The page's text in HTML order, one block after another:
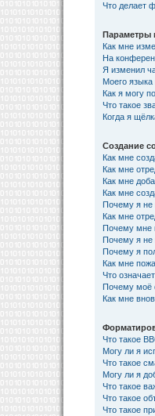
Что делает
Параметры
Как мне
На
Я изменил
Моего языка
Как я могу
Что такое
Когда я
Создание
Как мне
Как мне
Как мне
Как мне
Почему я не
Как мне
Почему мне
Почему я не
Почему я
Как мне
Что
Почему моё
Как мне
Что такое
Могу ли я
Что такое
Могу ли я
Что такое
Что такое
Что такое